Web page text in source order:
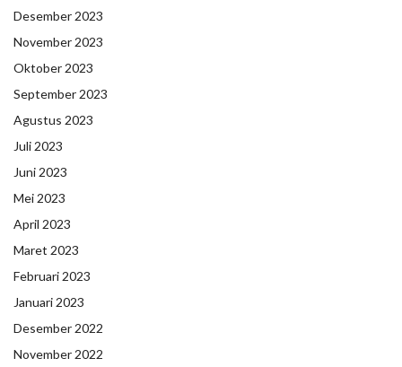
Desember 2023
November 2023
Oktober 2023
September 2023
Agustus 2023
Juli 2023
Juni 2023
Mei 2023
April 2023
Maret 2023
Februari 2023
Januari 2023
Desember 2022
November 2022